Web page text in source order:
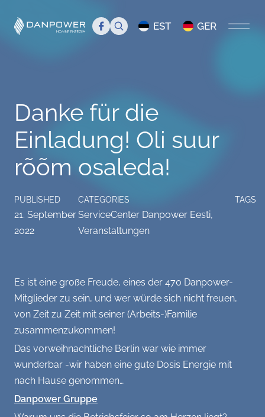
ÜBER UNS
Einführung
Danpower in den Medien
TEAM
Mitglieder
ServiceCenter Danpower Eesti
Veranstaltungen
Home(Office), (geistige) Gesundheit
Empfehlungen: Bücher, Filme, Rezepte
GALERIE
Search EST GER
Danke für die
Einladung! Oli suur
rõõm osaleda!
PUBLISHED
21. September
2022
CATEGORIES
ServiceCenter Danpower Eesti,
Veranstaltungen
TAGS
Es ist eine große Freude, eines der 470 Danpower-
Mitglieder zu sein, und wer würde sich nicht freuen,
von Zeit zu Zeit mit seiner (Arbeits-)Familie
zusammenzukommen!
Das vorweihnachtliche Berlin war wie immer
wunderbar -wir haben eine gute Dosis Energie mit
nach Hause genommen…
Danpower Gruppe